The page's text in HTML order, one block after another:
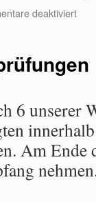
deaktiviert
6 unserer
Am